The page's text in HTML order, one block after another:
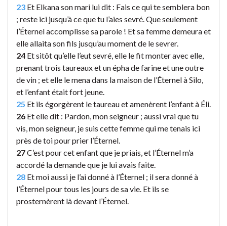
23 Et Elkana son mari lui dit : Fais ce qui te semblera bon
; reste ici jusqu’à ce que tu l’aies sevré. Que seulement
l’Éternel accomplisse sa parole ! Et sa femme demeura et
elle allaita son fils jusqu’au moment de le sevrer.
24 Et sitôt qu’elle l’eut sevré, elle le fit monter avec elle,
prenant trois taureaux et un épha de farine et une outre
de vin ; et elle le mena dans la maison de l’Éternel à Silo,
et l’enfant était fort jeune.
25 Et ils égorgèrent le taureau et amenèrent l’enfant à Éli.
26 Et elle dit : Pardon, mon seigneur ; aussi vrai que tu
vis, mon seigneur, je suis cette femme qui me tenais ici
près de toi pour prier l’Éternel.
27C’est pour cet enfant que je priais, et l’Éternel m’a
accordé la demande que je lui avais faite.
28 Et moi aussi je l’ai donné à l’Éternel ; il sera donné à
l’Éternel pour tous les jours de sa vie. Et ils se
prosternèrent là devant l’Éternel.